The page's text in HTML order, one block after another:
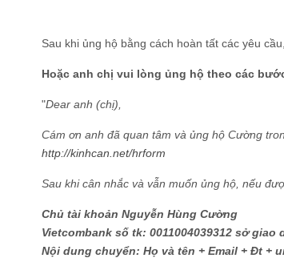
Sau khi ủng hộ bằng cách hoàn tất các yêu
Hoặc anh chị vui lòng ủng hộ theo các
"Dear anh (chị),
Cám ơn anh đã quan tâm và ủng hộ Cường
http://kinhcan.net/hrform
Sau khi cân nhắc và vẫn muốn ủng hộ, nếu
Chủ tài khoản Nguyễn Hùng Cường
Vietcombank số tk: 0011004039312 sở
Nội dung chuyển: Họ và tên + Email + Đt +